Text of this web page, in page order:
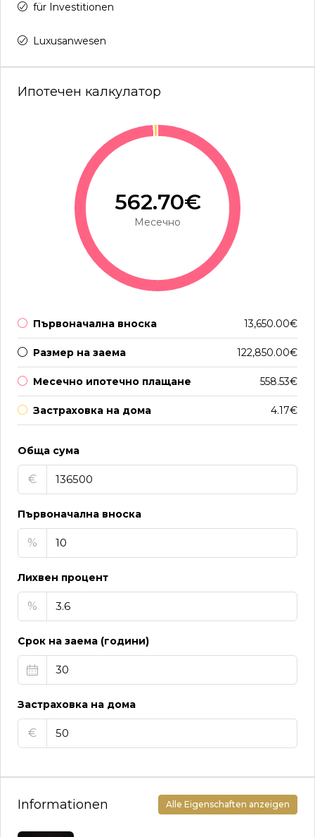
für Investitionen
Luxusanwesen
Ипотечен калкулатор
562.70€
Месечно
Първоначална вноска 13,650.00€
Размер на заема 122,850.00€
Месечно ипотечно плащане 558.53€
Застраховка на дома 4.17€
Обща сума
€
Първоначална вноска
%
Лихвен процент
%
Срок на заема (години)
Застраховка на дома
€
Informationen Alle Eigenschaften anzeigen